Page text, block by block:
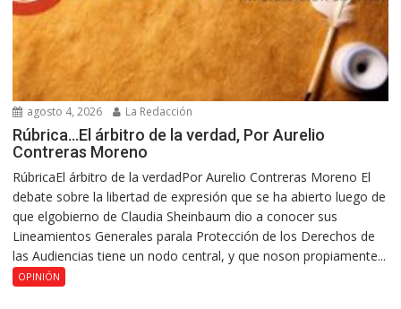
agosto 4, 2026 La Redacción
Rúbrica…El árbitro de la verdad, Por Aurelio
Contreras Moreno
RúbricaEl árbitro de la verdadPor Aurelio Contreras Moreno El
debate sobre la libertad de expresión que se ha abierto luego de
que elgobierno de Claudia Sheinbaum dio a conocer sus
Lineamientos Generales parala Protección de los Derechos de
las Audiencias tiene un nodo central, y que noson propiamente...
OPINIÓN